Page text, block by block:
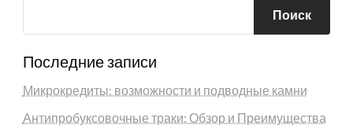
Поиск
Последние записи
Микрокредиты: возможности и подводные камни
Антипробуксовочные траки: Обзор и Преимущества